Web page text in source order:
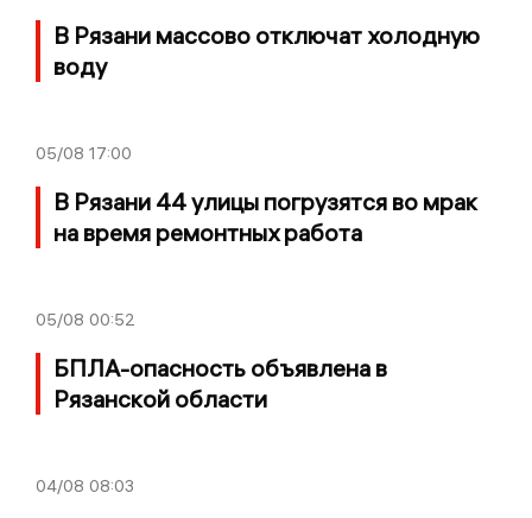
В Рязани массово отключат холодную
воду
05/08 17:00
В Рязани 44 улицы погрузятся во мрак
на время ремонтных работа
05/08 00:52
БПЛА-опасность объявлена в
Рязанской области
04/08 08:03